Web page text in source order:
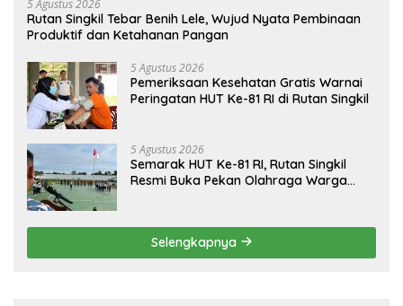
5 Agustus 2026
Rutan Singkil Tebar Benih Lele, Wujud Nyata Pembinaan
Produktif dan Ketahanan Pangan
5 Agustus 2026
Pemeriksaan Kesehatan Gratis Warnai
Peringatan HUT Ke-81 RI di Rutan Singkil
5 Agustus 2026
Semarak HUT Ke-81 RI, Rutan Singkil
Resmi Buka Pekan Olahraga Warga
Selengkapnya